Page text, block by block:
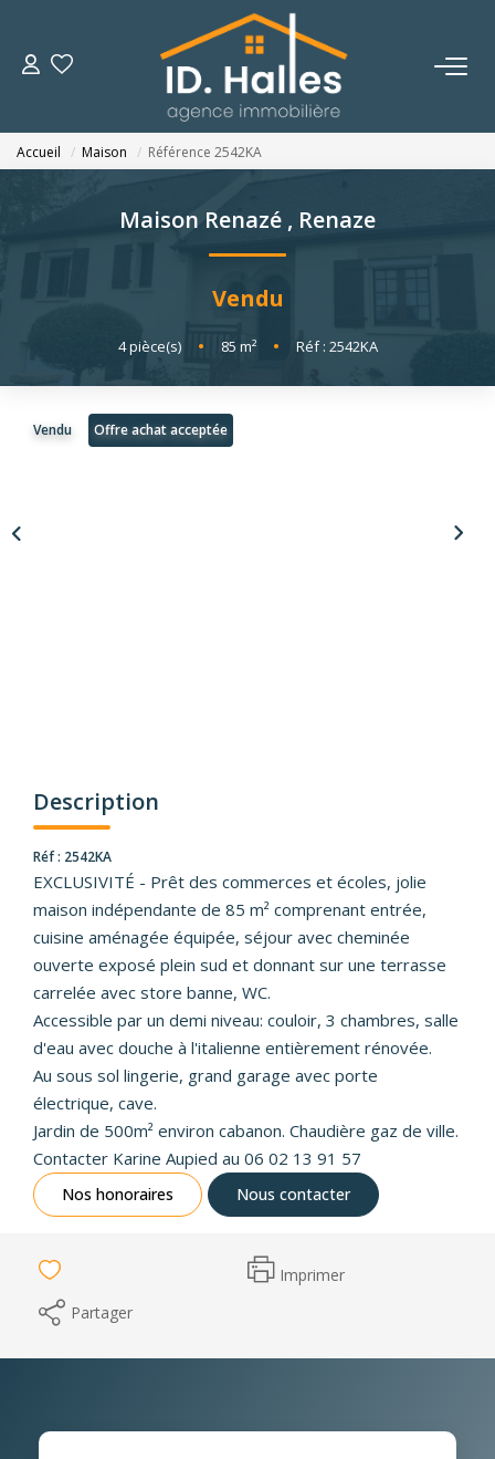
VENTES
LOCATIONS
NOTRE HISTOIRE
CONTACT
Accueil Maison Référence 2542KA
Maison Renazé , Renaze
Vendu
4pièce(s) • 85 m² • Réf : 2542KA
Vendu Offre achat acceptée
Description
Réf : 2542KA
EXCLUSIVITÉ - Prêt des commerces et écoles, jolie
maison indépendante de 85 m² comprenant entrée,
cuisine aménagée équipée, séjour avec cheminée
ouverte exposé plein sud et donnant sur une terrasse
carrelée avec store banne, WC.
Accessible par un demi niveau: couloir, 3 chambres, salle
d'eau avec douche à l'italienne entièrement rénovée.
Au sous sol lingerie, grand garage avec porte
électrique, cave.
Jardin de 500m² environ cabanon. Chaudière gaz de ville.
Contacter Karine Aupied au 06 02 13 91 57
Nos honoraires Nous contacter
Imprimer
Partager